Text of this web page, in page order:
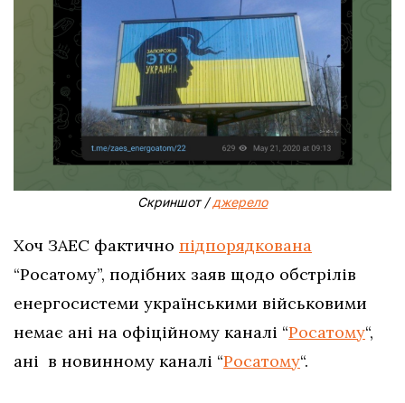
Скриншот /джерело
Хоч ЗАЕС фактично підпорядкована
“Росатому”, подібних заяв щодо обстрілів
енергосистеми українськими військовими
немає ані на офіційному каналі “Росатому“,
ані в новинному каналі “Росатому“.